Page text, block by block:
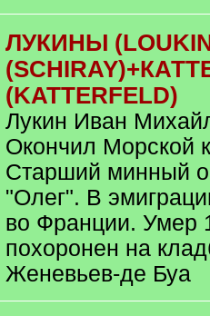
ЛУКИНЫ
(KATTERFELD)
Лукин Иван
Окончил Морской
Старший минный
"Олег". В
во Франции. Умер
похоронен на
Женевьев-де Буа